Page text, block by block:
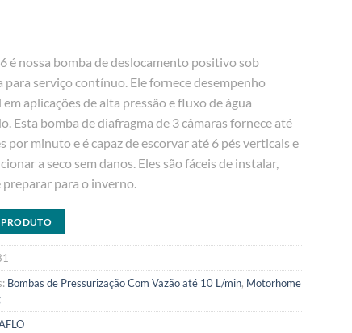
é nossa bomba de deslocamento positivo sob
para serviço contínuo. Ele fornece desempenho
aplicações de alta pressão e fluxo de água
Esta bomba de diafragma de 3 câmaras fornece até
por minuto e é capaz de escorvar até 6 pés verticais e
a seco sem danos. Eles são fáceis de instalar,
preparar para o inverno.
Bombas de Pressurização Com Vazão até 10 L/min, Motorhome